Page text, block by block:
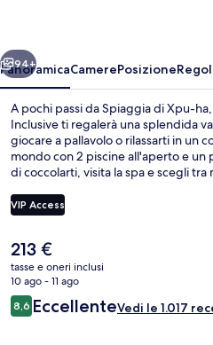
Inclusive
Avanti
94+
PanoramicaCamerePosizione
A pochi passi da Spiaggia di Xpu-
Inclusive ti regalerà una splendida
giocare a pallavolo o rilassarti in un
mondo con 2 piscine all'aperto e un
di coccolarti, visita la spa e scegli tra
loco, serve la colazione, il pranzo e
questo resort all-inclusive sono 4
piscina e il personale gentile.
VIP Access
Il
prezzo
attuale
è
213 €
213 €
tasse e oneri inclusi
10 ago - 11 ago
Recensioni
8,68,6 su 10
EccellenteVedi le 1.017